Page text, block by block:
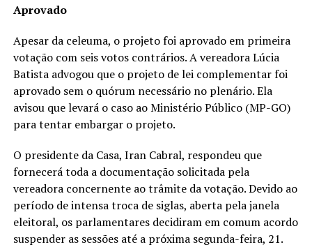
Aprovado
Apesar da celeuma, o projeto foi aprovado em primeira
votação com seis votos contrários. A vereadora Lúcia
Batista advogou que o projeto de lei complementar foi
aprovado sem o quórum necessário no plenário. Ela
avisou que levará o caso ao Ministério Público (MP-GO)
para tentar embargar o projeto.
O presidente da Casa, Iran Cabral, respondeu que
fornecerá toda a documentação solicitada pela
vereadora concernente ao trâmite da votação. Devido ao
período de intensa troca de siglas, aberta pela janela
eleitoral, os parlamentares decidiram em comum acordo
suspender as sessões até a próxima segunda-feira, 21.